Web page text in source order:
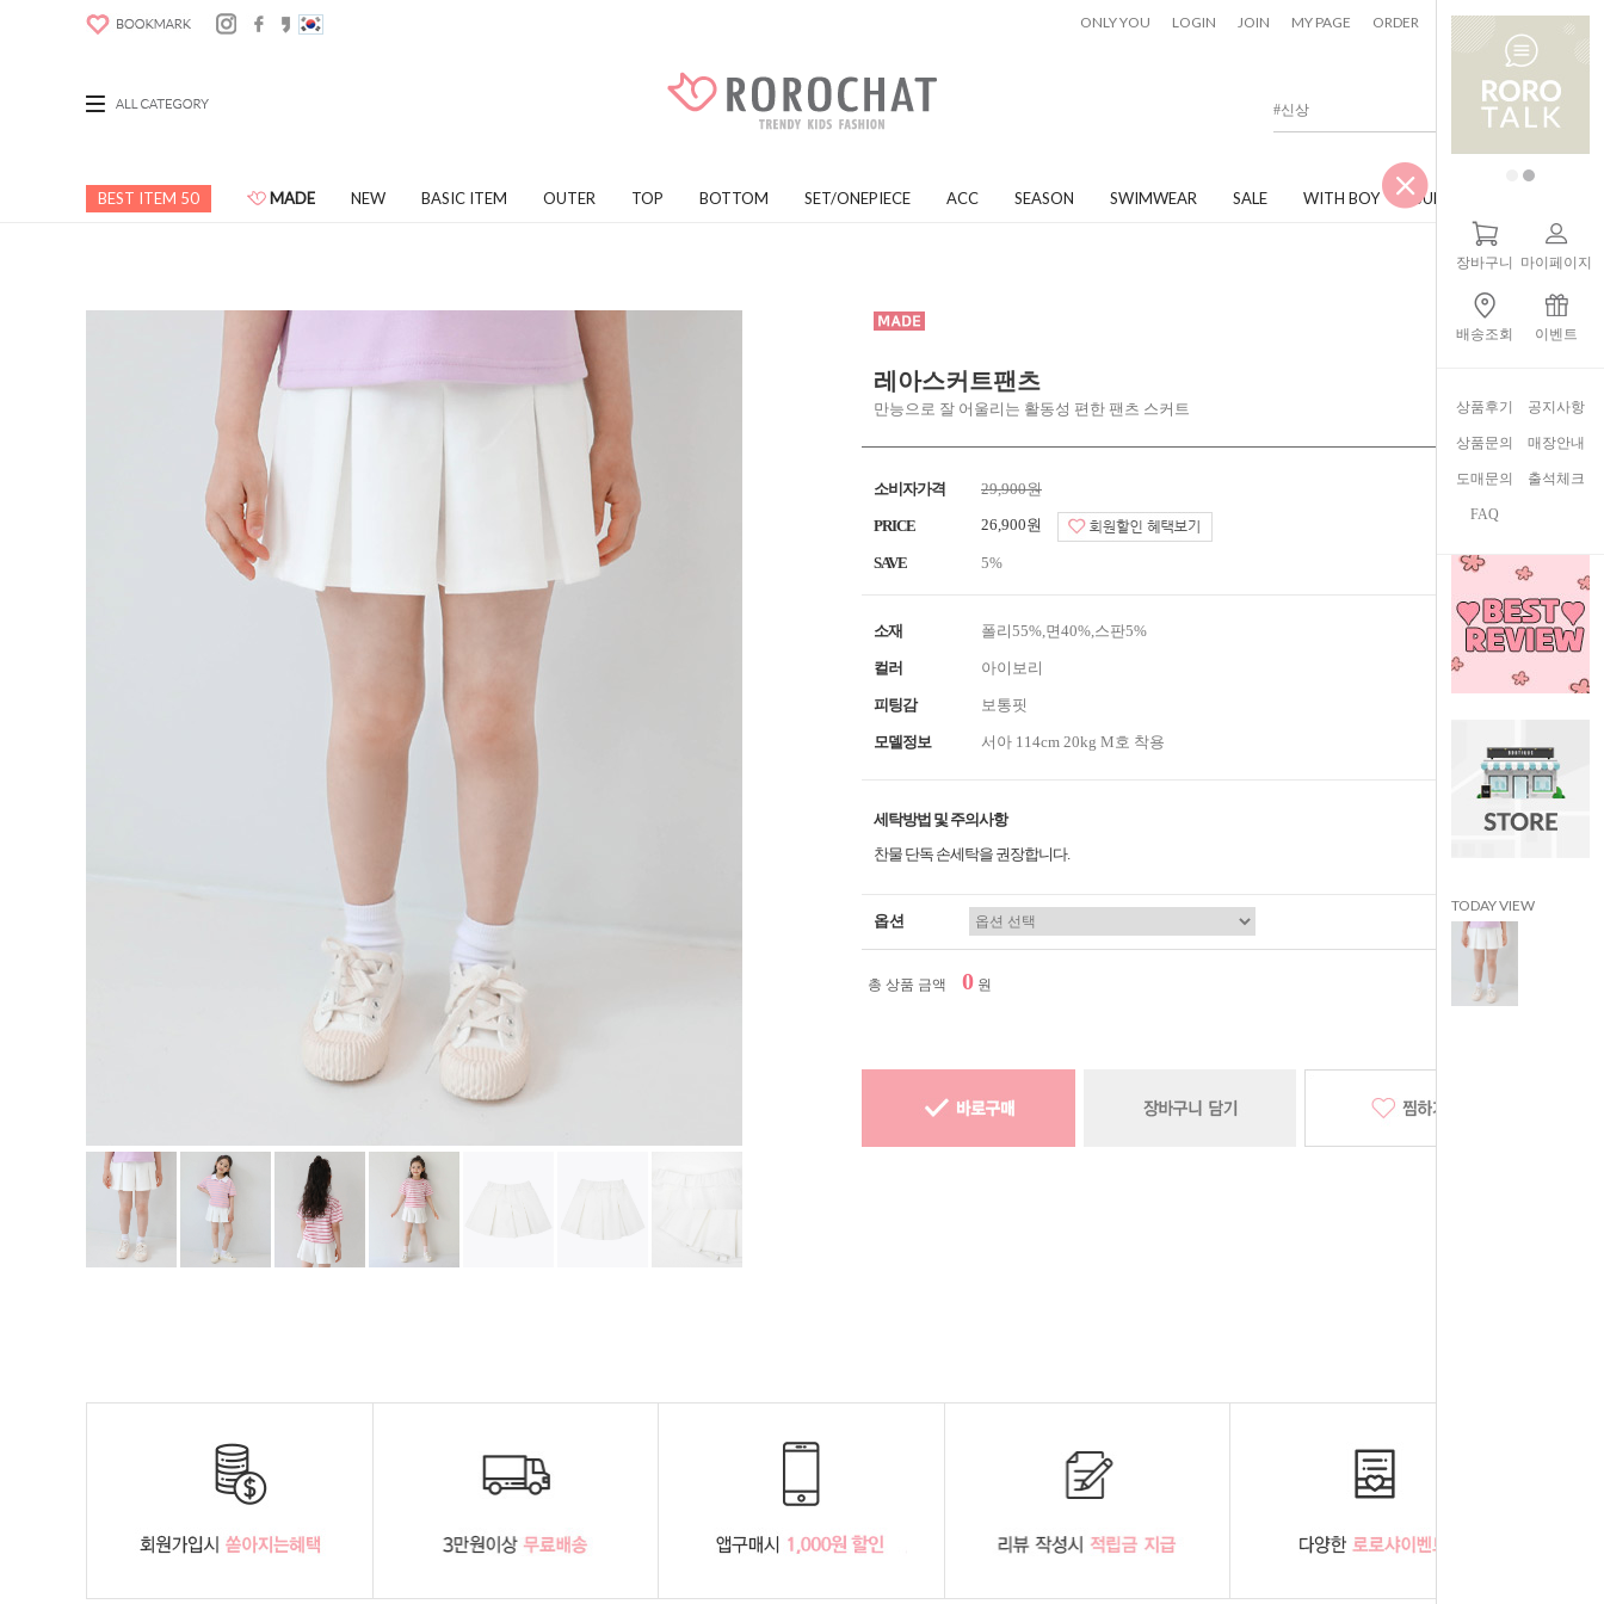
ONLY YOU LOGIN JOIN MY PAGE ORDER CART 0
BEST ITEM 50 MADE NEW BASIC ITEM OUTER TOP BOTTOM SET/ONEPIECE ACC SEASON SWIMWEAR SALE WITH BOY JUNIOR
장바구니 마이페이지
배송조회 이벤트
상품후기 공지사항
상품문의 매장안내
도매문의 출석체크
FAQ
TODAY VIEW
레아스커트팬츠
만능으로 잘 어울리는 활동성 편한 팬츠 스커트
소비자가격 29,900원
PRICE 26,900원
SAVE 5%
소재 폴리55%,면40%,스판5%
컬러 아이보리
피팅감 보통핏
모델정보 서아 114cm 20kg M호 착용
세탁방법 및 주의사항
찬물 단독 손세탁을 권장합니다.
옵션
총 상품 금액 0 원